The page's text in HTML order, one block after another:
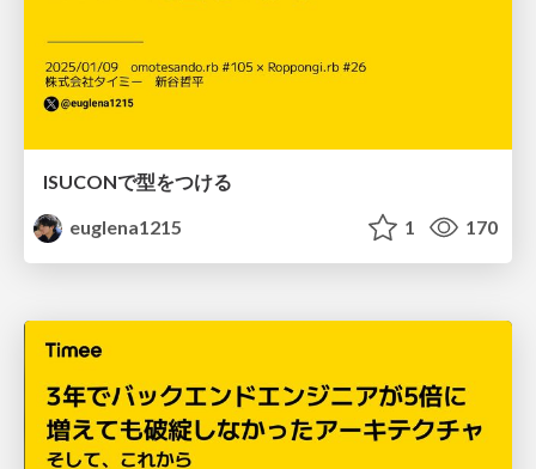
ISUCONで型をつける
euglena1215
1 170